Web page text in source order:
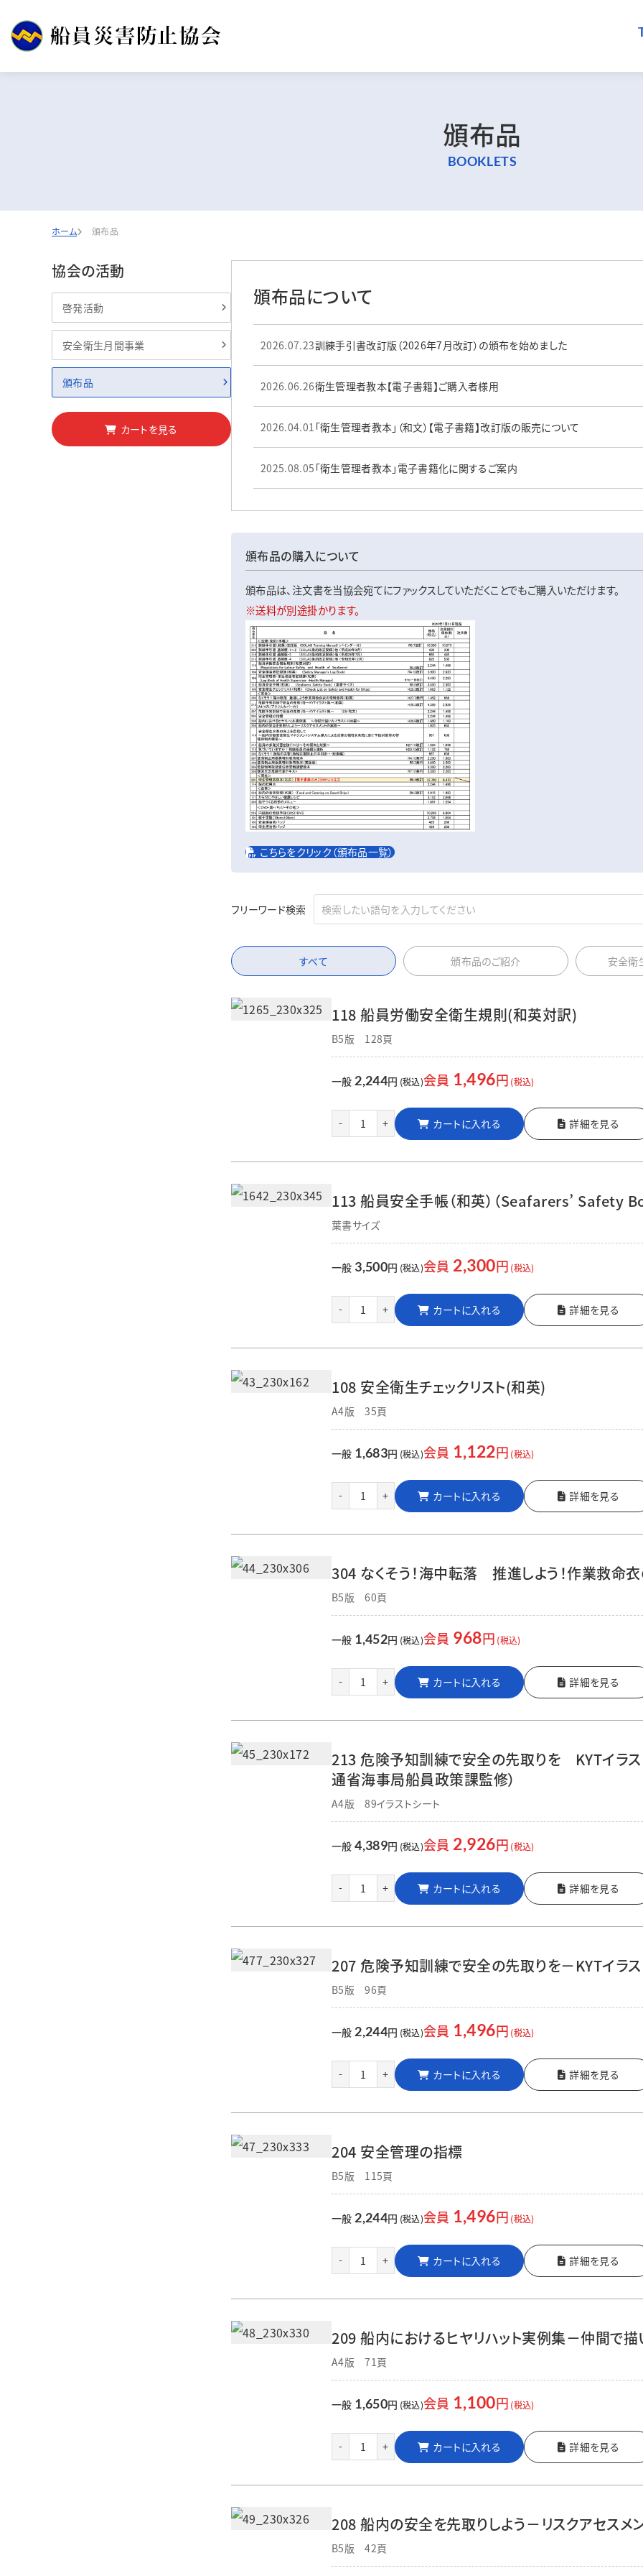
頒布品
BOOKLETS
ホーム 頒布品
協会の活動
啓発活動
安全衛生月間事業
頒布品
カートを見る
頒布品について
2026.07.23訓練手引書改訂版（2026年7月改訂）の頒布を始めました
2026.06.26衛生管理者教本【電子書籍】ご購入者様用
2026.04.01 ｢衛生管理者教本｣（和文）【電子書籍】改訂版の販売について
2025.08.05 ｢衛生管理者教本｣電子書籍化に関するご案内
頒布品の購入について
頒布品は、注文書を当協会宛てにファックスしていただくことでもご購入いただけます。
※送料が別途掛かります。
こちらをクリック（頒布品一覧）
フリーワード検索
すべて 頒布品のご紹介 安全衛
118 船員労働安全衛生規則(和英対訳)
B5版 128頁
一般 2,244円 (税込)会員 1,496円 (税込)
- + カートに入れる 詳細を見る
113 船員安全手帳（和英）（Seafarers’ Safety
葉書サイズ
一般 3,500円 (税込)会員 2,300円 (税込)
- + カートに入れる 詳細を見る
108 安全衛生チェックリスト(和英)
A4版 35頁
一般 1,683円 (税込)会員 1,122円 (税込)
- + カートに入れる 詳細を見る
304 なくそう！海中転落 推進しよう！作業救命衣
B5版 60頁
一般 1,452円 (税込)会員 968円 (税込)
- + カートに入れる 詳細を見る
213 危険予知訓練で安全の先取りを
通省海事局船員政策課監修）
A4版 89イラストシート
一般 4,389円 (税込)会員 2,926円 (税込)
- + カートに入れる 詳細を見る
207 危険予知訓練で安全の先取りを－KYTイラ
B5版 96頁
一般 2,244円 (税込)会員 1,496円 (税込)
- + カートに入れる 詳細を見る
204 安全管理の指標
B5版 115頁
一般 2,244円 (税込)会員 1,496円 (税込)
- + カートに入れる 詳細を見る
209 船内におけるヒヤリハット実例集－仲間で
A4版 71頁
一般 1,650円 (税込)会員 1,100円 (税込)
- + カートに入れる 詳細を見る
208 船内の安全を先取りしよう－リスクアセス
B5版 42頁